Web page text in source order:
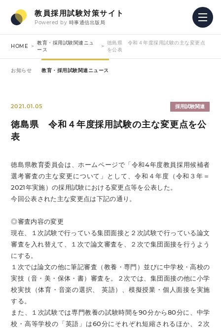
教員採用試験対策サイト
Powered by 時事通信出版局
HOME
教育・採用試験関連ニュ
ース
徳島県 令和４年度採用試験の主な変更点
を公表
お知らせ 教育・採用試験関連ニュース
2021.01.05 採用試験関連
徳島県 令和４年度採用試験の主な変更点を公
表
徳島県教育委員会は、ホームページで「令和4年度教員採用候補者
選考審査の主な変更について」として、令和４年度（令和３年＝
2021年実施）の採用試験における変更点等を公表した。
今回公表された主な変更点は下記の通り。
◎審査内容の変更
現在、１次試験で行っている集団面接と２次試験で行っている論文
審査を入れ替えて、１次で論文審査を、２次で集団面接を行うよう
にする。
１次では論文の他に筆記審査（教養・専門）並びに中学校・高校の
実技（音・美・保体・書）審査を。２次では、集団面接の他に小学
校実技（体育・音楽の選択、 英語）、模擬授業・個人面接を実施
する。
また、１次試験では専門教養の試験時間を90分から80分に、中学
校・高等学校の「英語」は60分にそれぞれ短縮されるほか、２次